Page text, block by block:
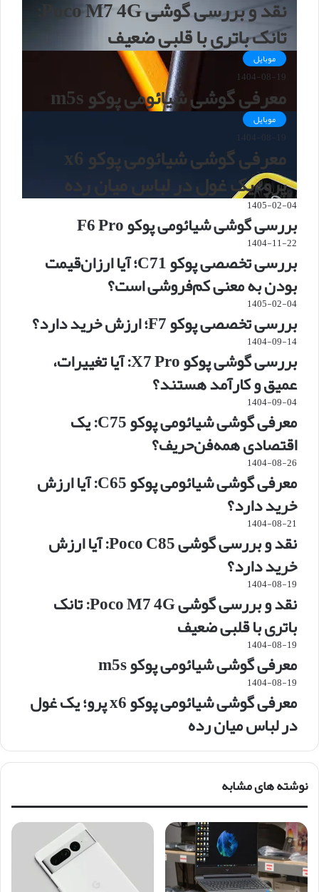
تانک باتری با قلبی ضعیف
موبایل
1404-08-19
معرفی گوشی شیائومی پوکو m5s
موبایل
1404-08-19
معرفی گوشی شیائومی پوکو x6
پرو؛ یک غول در لباس میان رده
1405-02-04
بررسی گوشی شیائومی پوکو F6 Pro
1404-11-22
بررسی تخصصی پوکو C71؛ آیا ارزان‌قیمت
بودن به معنی کم‌فروشی است؟
1405-02-04
بررسی تخصصی پوکو F7؛ ارزش خرید دارد؟
1404-09-14
بررسی گوشی پوکو X7 Pro: آیا تغییرات،
عمیق و کارآمد هستند؟
1404-09-04
معرفی گوشی شیائومی پوکو C75: یک
اقتصادی همه‌فن‌حریف؟
1404-08-26
معرفی گوشی شیائومی پوکو C65: آیا ارزش
خرید دارد؟
1404-08-21
نقد و بررسی گوشی Poco C85: آیا ارزش
خرید دارد؟
1404-08-19
نقد و بررسی گوشی Poco M7 4G: تانک
باتری با قلبی ضعیف
1404-08-19
معرفی گوشی شیائومی پوکو m5s
1404-08-19
معرفی گوشی شیائومی پوکو x6 پرو؛ یک غول
در لباس میان رده
نوشته های مشابه